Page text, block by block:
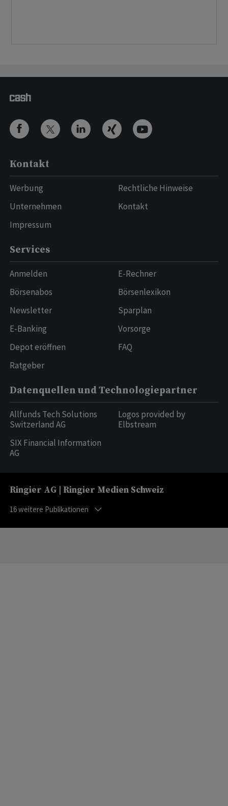
Kontakt
Werbung
Unternehmen
Impressum
Rechtliche Hinweise
Kontakt
Services
Anmelden
Börsenabos
Newsletter
E-Banking
Depot eröffnen
Ratgeber
E-Rechner
Börsenlexikon
Sparplan
Vorsorge
FAQ
Datenquellen und Technologiepartner
Allfunds Tech Solutions
Switzerland AG
SIX Financial Information
AG
Logos provided by
Elbstream
Ringier AG | Ringier Medien Schweiz
16weitere Publikationen